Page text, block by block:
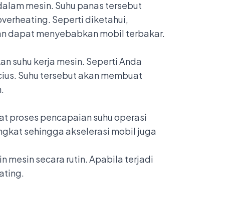
mesin. Suhu panas tersebut
Seperti diketahui,
dapat menyebabkan mobil terbakar.
suhu kerja mesin. Seperti Anda
Suhu tersebut akan membuat
proses pencapaian suhu operasi
sehingga akselerasi mobil juga
mesin secara rutin. Apabila terjadi